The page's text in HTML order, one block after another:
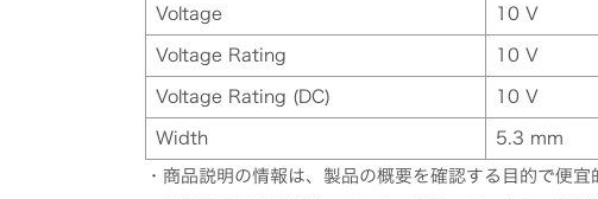
Voltage 10 V
Voltage Rating 10 V
Voltage Rating (DC) 10 V
Width 5.3 mm
・商品説明の情報は、製品の概要を確認する目的で便宜